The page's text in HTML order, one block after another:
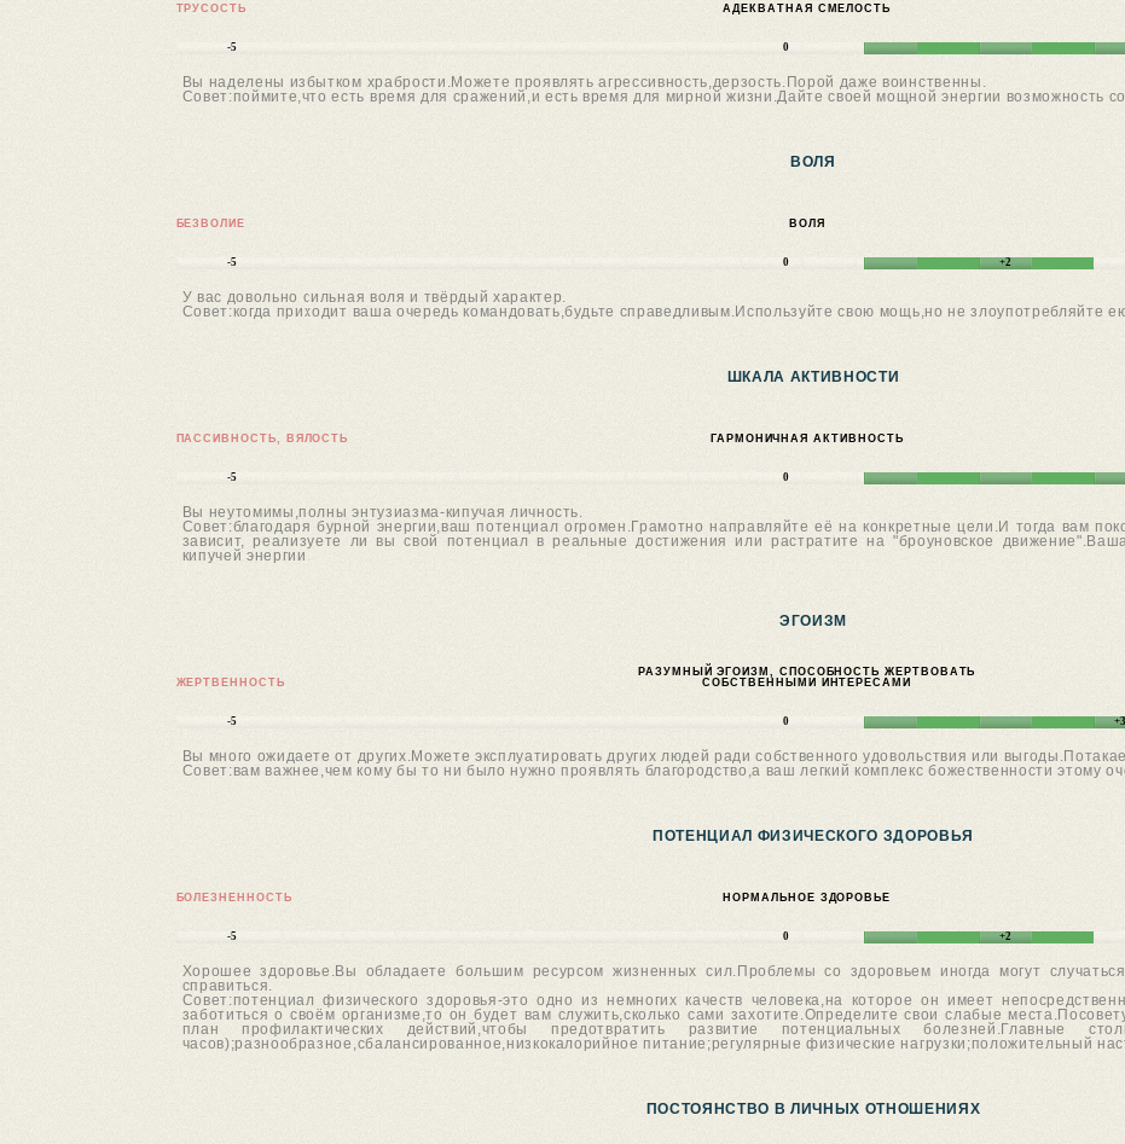
ТРУСОСТЬ АДЕКВАТНАЯ СМЕЛОСТЬ
-5 0
Вы наделены избытком храбрости.Можете проявлять агрессивность,дерзость.Порой даже воинственны.
Совет:поймите,что есть время для сражений,и есть время для мирной жизни.Дайте своей мощной энергии возможность
ВОЛЯ
БЕЗВОЛИЕ ВОЛЯ
-5 0 +2
У вас довольно сильная воля и твёрдый характер.
Совет:когда приходит ваша очередь командовать,будьте справедливым.Используйте свою мощь,но не злоупотребляйте
ШКАЛА АКТИВНОСТИ
ПАССИВНОСТЬ, ВЯЛОСТЬ ГАРМОНИЧНАЯ АКТИВНОСТЬ
-5 0
Вы неутомимы,полны энтузиазма-кипучая личность.
Совет:благодаря бурной энергии,ваш потенциал огромен.Грамотно направляйте её на конкретные цели.И тогда вам
зависит, реализуете ли вы свой потенциал в реальные достижения или растратите на "броуновское
кипучей энергии.
ЭГОИЗМ
ЖЕРТВЕННОСТЬ
РАЗУМНЫЙ ЭГОИЗМ, СПОСОБНОСТЬ ЖЕРТВОВАТЬ
СОБСТВЕННЫМИ ИНТЕРЕСАМИ
-5 0 +3
Вы много ожидаете от других.Можете эксплуатировать других людей ради собственного удовольствия или
Совет:вам важнее,чем кому бы то ни было нужно проявлять благородство,а ваш легкий комплекс божественности этому
ПОТЕНЦИАЛ ФИЗИЧЕСКОГО ЗДОРОВЬЯ
БОЛЕЗНЕННОСТЬ НОРМАЛЬНОЕ ЗДОРОВЬЕ
-5 0 +2
Хорошее здоровье.Вы обладаете большим ресурсом жизненных сил.Проблемы со здоровьем иногда могут
справиться.
Совет:потенциал физического здоровья-это одно из немногих качеств человека,на которое он имеет
заботиться о своём организме,то он будет вам служить,сколько сами захотите.Определите свои слабые
план профилактических действий,чтобы предотвратить развитие потенциальных болезней.Главные
часов);разнообразное,сбалансированное,низкокалорийное питание;регулярные физические нагрузки;положительный
ПОСТОЯНСТВО В ЛИЧНЫХ ОТНОШЕНИЯХ